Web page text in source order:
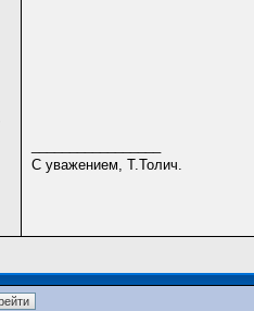
С уважением, Т.Толич.